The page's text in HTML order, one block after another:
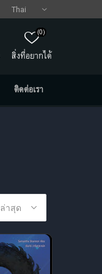
สิ่งที่อยากได้
(0)
ติดต่อเรา